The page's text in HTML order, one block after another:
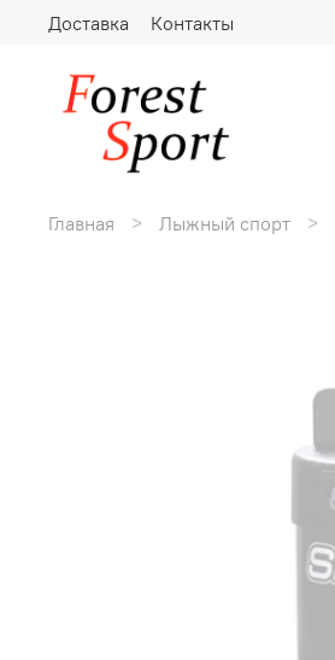
Доставка Контакты
Главная Лыжный спорт